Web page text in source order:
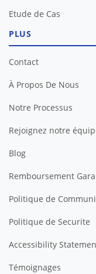
Etude de Cas
PLUS
Contact
À Propos De Nous
Notre Processus
Rejoignez notre
Blog
Remboursement
Politique de
Politique de Securite
Accessibility
Témoignages